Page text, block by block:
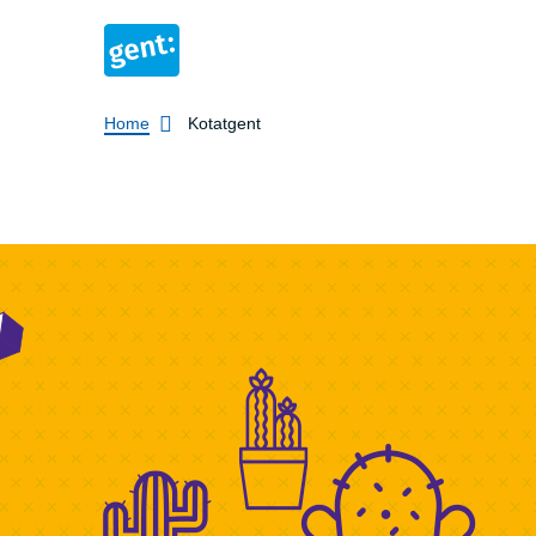
Breadcrumb
Home Kotatgent